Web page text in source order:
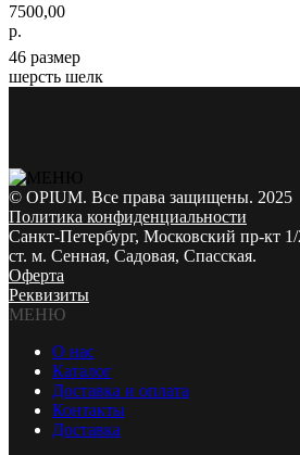
7500,00
р.
46 размер
шерсть шелк
© OPIUM. Все права защищены. 2025
Политика конфиденциальности
Санкт-Петербург, Московский пр-кт 1/
ст. м. Сенная, Садовая, Спасская.
Оферта
Реквизиты
МЕНЮ
О нас
Каталог
Доставка и оплата
Контакты
Доставка